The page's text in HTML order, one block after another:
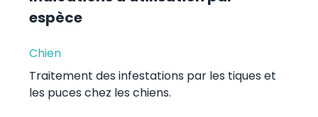
espèce
Chien
Traitement des infestations par les tiques et
les puces chez les chiens.